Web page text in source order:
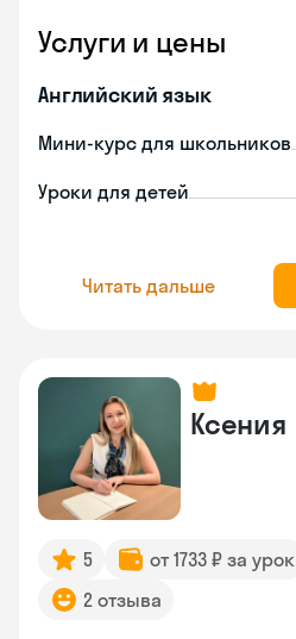
Услуги и цены
Английский язык
Мини-курс для школьников
Уроки для детей
Читать дальше
Ксения
5 от 1733 ₽ за урок
2 отзыва